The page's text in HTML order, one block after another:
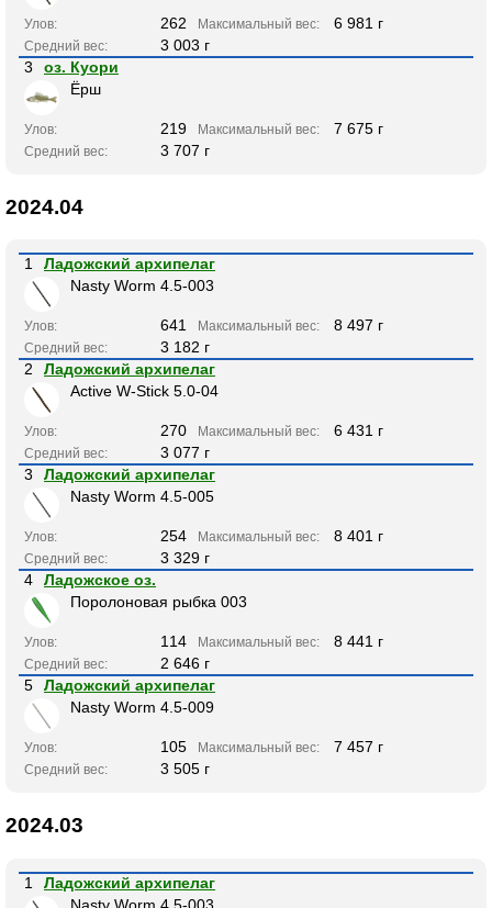
Улов: 262 Максимальный вес: 6 981 г
Средний вес:
3 003 г
3
оз. Куори
Ёрш
Улов: 219 Максимальный вес: 7 675 г
Средний вес: 3 707 г
2024.04
1
Ладожский архипелаг
Nasty Worm 4.5-003
Улов: 641 Максимальный вес: 8 497 г
Средний вес:
3 182 г
2
Ладожский архипелаг
Active W-Stick 5.0-04
Улов: 270 Максимальный вес: 6 431 г
Средний вес:
3 077 г
3
Ладожский архипелаг
Nasty Worm 4.5-005
Улов: 254 Максимальный вес: 8 401 г
Средний вес:
3 329 г
4
Ладожское оз.
Поролоновая рыбка 003
Улов: 114 Максимальный вес: 8 441 г
Средний вес:
2 646 г
5
Ладожский архипелаг
Nasty Worm 4.5-009
Улов: 105 Максимальный вес: 7 457 г
Средний вес: 3 505 г
2024.03
1
Ладожский архипелаг